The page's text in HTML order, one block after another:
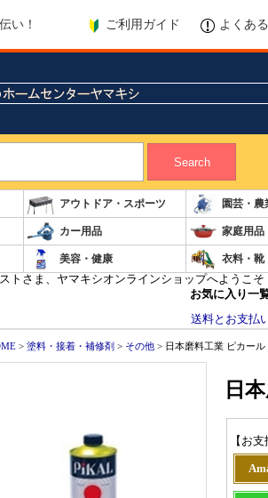
い！ ご利用ガイド よくあ
Search
アウトドア・スポーツ 園芸・農
カー用品 家庭用品
美容・健康 衣料・靴
トさま、ヤマキシオンラインショップへようこそ
お気に入り一
送料とお支払
> 塗料・接着・補修剤 > その他 > 日本磨料工業 ピカール
日
【お